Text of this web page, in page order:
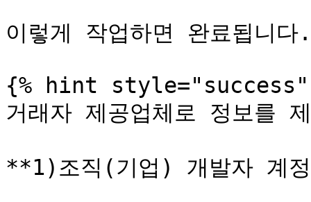
이렇게 작업하면 완료됩니다.
{% hint style="success"
거래자 제공업체로 정보를
**1)조직(기업) 개발자 계